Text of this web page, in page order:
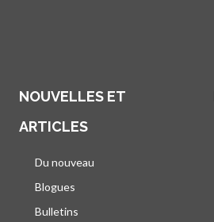
NOUVELLES ET
ARTICLES
Du nouveau
Blogues
Bulletins